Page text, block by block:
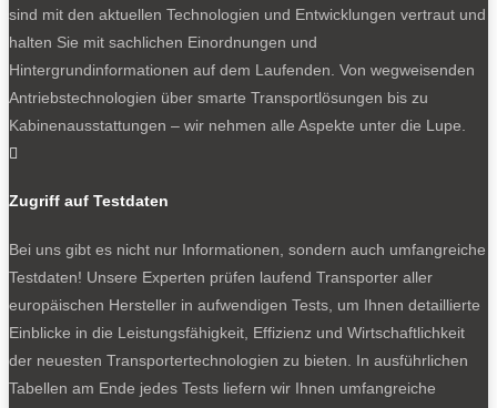
sind mit den aktuellen Technologien und Entwicklungen vertraut und
halten Sie mit sachlichen Einordnungen und
Hintergrundinformationen auf dem Laufenden. Von wegweisenden
Antriebstechnologien über smarte Transportlösungen bis zu
Kabinenausstattungen – wir nehmen alle Aspekte unter die Lupe.

Zugriff auf Testdaten
Bei uns gibt es nicht nur Informationen, sondern auch umfangreiche
Testdaten! Unsere Experten prüfen laufend Transporter aller
europäischen Hersteller in aufwendigen Tests, um Ihnen detaillierte
Einblicke in die Leistungsfähigkeit, Effizienz und Wirtschaftlichkeit
der neuesten Transportertechnologien zu bieten. In ausführlichen
Tabellen am Ende jedes Tests liefern wir Ihnen umfangreiche